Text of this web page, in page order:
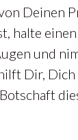
Deinen
halte
und
Dir,